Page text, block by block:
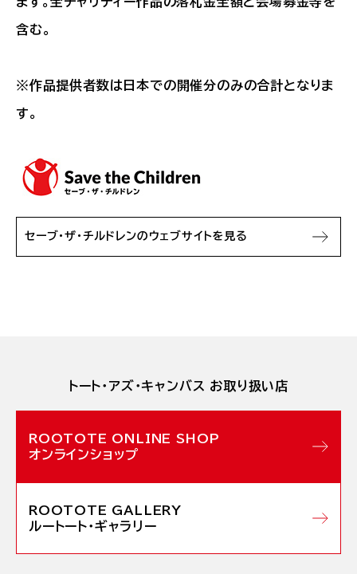
含む。
※作品提供者数は日本での開催分のみの合計となりま
す。
セーブ・ザ・チルドレンのウェブサイトを見る
トート・アズ・キャンバス お取り扱い店
オンラインショップ
ルートート・ギャラリー